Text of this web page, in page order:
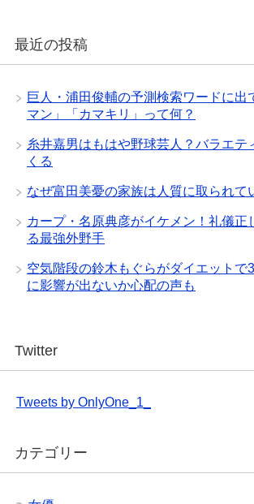
最近の投稿
巨人・浦田俊輔の予測検索ワードに出
マン」「カマキリ」って何？
糸井嘉男はもはや野球芸人？バラエテ
くる
なぜ富田美憂の家族は人質に取られて
カープ・名原典彦がイケメン！礼儀正
る最強外野手
空気階段の鈴木もぐらがダイエットで
に影響が出ないか心配の声も
Twitter
Tweets by OnlyOne_1_
カテゴリー